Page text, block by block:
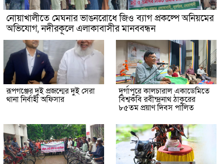
নোয়াখালীতে মেঘনার ভাঙনরোধে জিও ব্যাগ প্রকল্পে অনিয়মের
অভিযোগ, নদীরকূলে এলাকাবাসীর মানববন্ধন
রূপগঞ্জের দুই প্রজন্মের দুই সেরা
থানা নির্বাহী অফিসার
দুর্গাপুরে কালচারাল একাডেমিতে
বিশ্বকবি রবীন্দ্রনাথ ঠাকুরের
৮৫তম প্রয়াণ দিবস পালিত